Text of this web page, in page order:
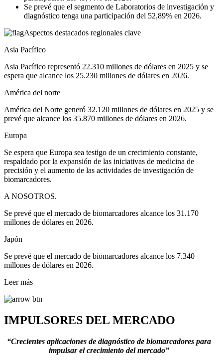
Se prevé que el segmento de Laboratorios de investigación y
diagnóstico tenga una participación del 52,89% en 2026.
Aspectos destacados regionales clave
Asia Pacífico
Asia Pacífico representó 22.310 millones de dólares en 2025 y se
espera que alcance los 25.230 millones de dólares en 2026.
América del norte
América del Norte generó 32.120 millones de dólares en 2025 y se
prevé que alcance los 35.870 millones de dólares en 2026.
Europa
Se espera que Europa sea testigo de un crecimiento constante,
respaldado por la expansión de las iniciativas de medicina de
precisión y el aumento de las actividades de investigación de
biomarcadores.
A NOSOTROS.
Se prevé que el mercado de biomarcadores alcance los 31.170
millones de dólares en 2026.
Japón
Se prevé que el mercado de biomarcadores alcance los 7.340
millones de dólares en 2026.
Leer más
IMPULSORES DEL MERCADO
“Crecientes aplicaciones de diagnóstico de biomarcadores para
impulsar el crecimiento del mercado”